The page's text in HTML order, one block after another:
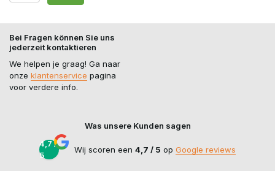
Bei Fragen können Sie uns
jederzeit kontaktieren
We helpen je graag! Ga naar
onze klantenservice pagina
voor verdere info.
Was unsere Kunden sagen
4,7 /
5
Wij scoren een 4,7 / 5 op Google reviews